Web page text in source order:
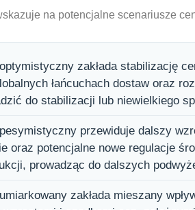
na potencjalne scenariusze
zakłada stabilizację
łańcuchach dostaw oraz
do stabilizacji lub niewielkiego
przewiduje dalszy
oraz potencjalne nowe regulacje
prowadząc do dalszych
zakłada mieszany